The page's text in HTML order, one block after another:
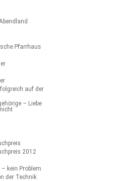
Pfarrhaus
auf der
– Liebe
2012
– kein Problem
der Technik